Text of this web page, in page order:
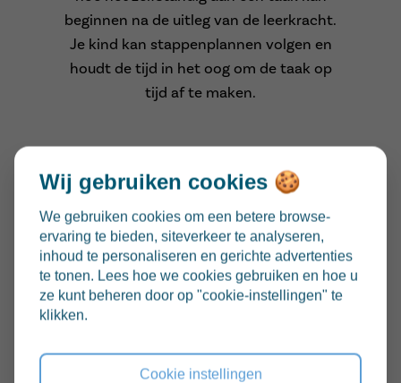
beginnen na de uitleg van de leerkracht.
Je kind kan stappenplannen volgen en
houdt de tijd in het oog om de taak op
tijd af te maken.
de motor
dat we blijven doorgaan, ook bij taken
Wij gebruiken cookies 🍪
We gebruiken cookies om een betere browse-
ervaring te bieden, siteverkeer te analyseren,
inhoud te personaliseren en gerichte advertenties
te tonen. Lees hoe we cookies gebruiken en hoe u
ze kunt beheren door op "cookie-instellingen" te
klikken.
Cookie instellingen